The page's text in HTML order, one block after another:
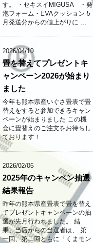
す。 ・セキスイMIGUSA ・発
泡フォーム・EVAクッション 5
月発送分からの値上がりに …
2026/04/10
畳を替えてプレゼントキ
ャンペーン2026が始まり
ました
今年も熊本県産いぐさ畳表で畳
替えをすると参加できるキャン
ペーンが始まりました この機
会に畳替えのご注文をお待ちし
ております！
2026/02/06
2025年のキャンペン抽選
結果報告
昨年の熊本県産畳表で畳を替え
てプレゼントキャンペーンの抽
選が先月行われました。 結
果、当店からの当選者は、 第
一回、第二回ともに「くまモン